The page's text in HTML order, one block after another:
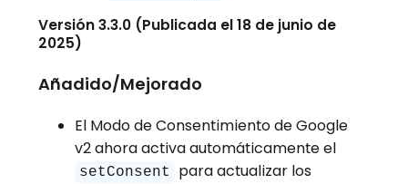
Versión 3.3.0 (Publicada el 18 de junio de
2025)
Añadido/Mejorado
El Modo de Consentimiento de Google
v2 ahora activa automáticamente el
setConsent
para actualizar los